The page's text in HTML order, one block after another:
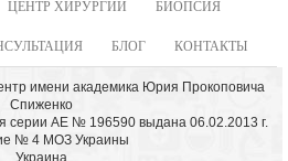
ЦЕНТР ХИРУРГИИ БИОПСИЯ
БЛОГ КОНТАКТЫ
имени академика Юрия Прокоповича
Спиженко
серии АЕ № 196590 выдана 06.02.2013 г.
№ 4 МОЗ Украины
Украина